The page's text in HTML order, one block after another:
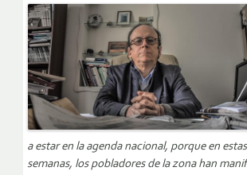
a estar en la agenda nacional, porque en
semanas, los pobladores de la zona han